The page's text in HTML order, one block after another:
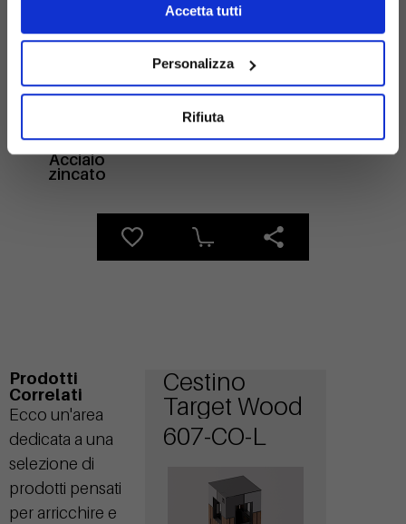
Accetta tutti
Personalizza
Rifiuta
Materiali
Acciaio
zincato
Prodotti
Correlati
Ecco un'area
dedicata a una
selezione di
prodotti pensati
per arricchire e
Cestino
Target Wood
607-CO-L